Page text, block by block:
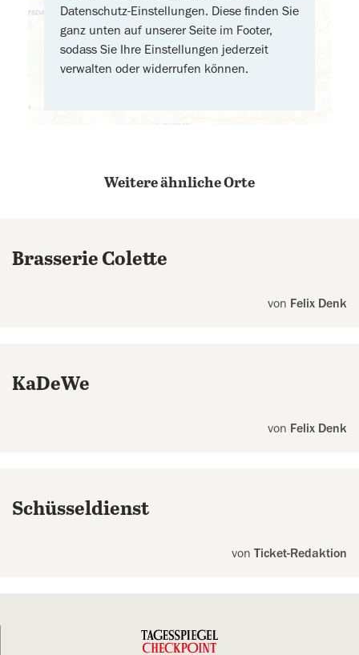
Datenschutz-Einstellungen. Diese finden Sie
ganz unten auf unserer Seite im Footer,
sodass Sie Ihre Einstellungen jederzeit
verwalten oder widerrufen können.
Weitere ähnliche Orte
Brasserie Colette
von Felix Denk
KaDeWe
von Felix Denk
Schüsseldienst
von Ticket-Redaktion